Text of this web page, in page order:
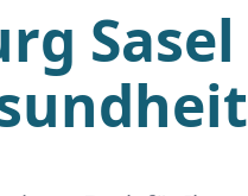
Sasel